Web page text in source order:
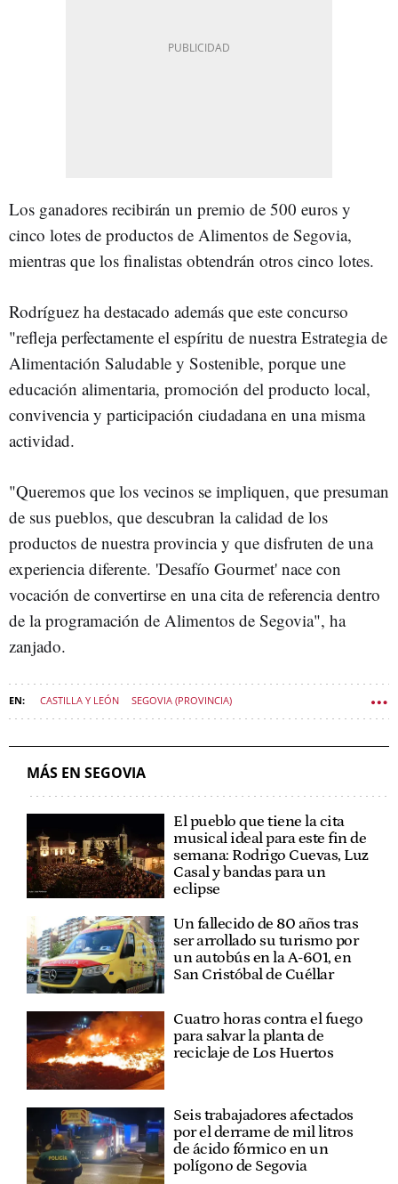
Los ganadores recibirán un premio de 500 euros y
cinco lotes de productos de Alimentos de Segovia,
mientras que los finalistas obtendrán otros cinco lotes.
Rodríguez ha destacado además que este concurso
"refleja perfectamente el espíritu de nuestra Estrategia de
Alimentación Saludable y Sostenible, porque une
educación alimentaria, promoción del producto local,
convivencia y participación ciudadana en una misma
actividad.
"Queremos que los vecinos se impliquen, que presuman
de sus pueblos, que descubran la calidad de los
productos de nuestra provincia y que disfruten de una
experiencia diferente. 'Desafío Gourmet' nace con
vocación de convertirse en una cita de referencia dentro
de la programación de Alimentos de Segovia", ha
zanjado.
CASTILLA Y LEÓN SEGOVIA (PROVINCIA)
MÁS EN SEGOVIA
El pueblo que tiene la cita
musical ideal para este fin de
semana: Rodrigo Cuevas, Luz
Casal y bandas para un
eclipse
Un fallecido de 80 años tras
ser arrollado su turismo por
un autobús en la A-601, en
San Cristóbal de Cuéllar
Cuatro horas contra el fuego
para salvar la planta de
reciclaje de Los Huertos
Seis trabajadores afectados
por el derrame de mil litros
de ácido fórmico en un
polígono de Segovia